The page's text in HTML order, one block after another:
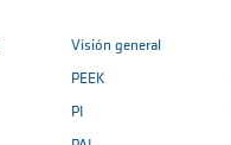
Visión general
PEEK
PI